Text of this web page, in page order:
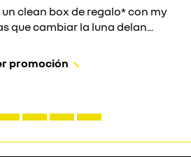
clean box de regalo* con my
que cambiar la luna delan...
promoción